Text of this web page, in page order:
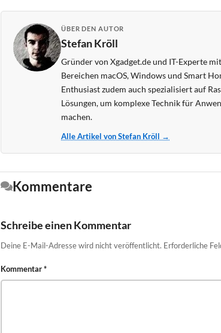
ÜBER DEN AUTOR
Stefan Kröll
Gründer von Xgadget.de und IT-Experte
Bereichen macOS, Windows und Smart
Enthusiast zudem auch spezialisiert auf
Lösungen, um komplexe Technik für
machen.
Alle Artikel von Stefan Kröll →
Kommentare
Schreibe einen Kommentar
Deine E-Mail-Adresse wird nicht veröffentlicht. Erforderliche
Kommentar*